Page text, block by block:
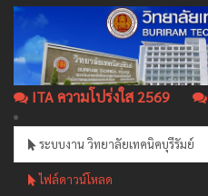
ITA ความโปร่งใส 2569
ระบบงาน วิทยาลัยเทคนิคบุรีรัมย์
ไฟล์ดาวน์โหลด